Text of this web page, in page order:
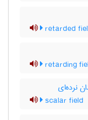
retarded
retarding
نرده‌ای
scalar field